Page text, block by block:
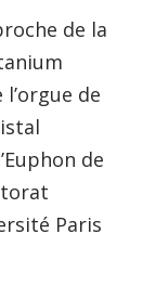
de la
de
de
Paris